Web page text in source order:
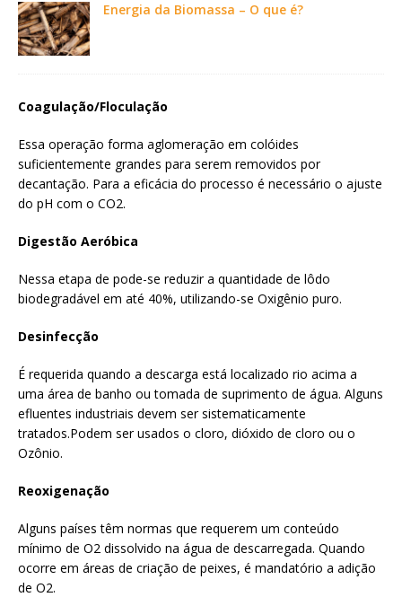
Energia da Biomassa – O que é?
Coagulação/Floculação
Essa operação forma aglomeração em colóides
suficientemente grandes para serem removidos por
decantação. Para a eficácia do processo é necessário o ajuste
do pH com o CO2.
Digestão Aeróbica
Nessa etapa de pode-se reduzir a quantidade de lôdo
biodegradável em até 40%, utilizando-se Oxigênio puro.
Desinfecção
É requerida quando a descarga está localizado rio acima a
uma área de banho ou tomada de suprimento de água. Alguns
efluentes industriais devem ser sistematicamente
tratados.Podem ser usados o cloro, dióxido de cloro ou o
Ozônio.
Reoxigenação
Alguns países têm normas que requerem um conteúdo
mínimo de O2 dissolvido na água de descarregada. Quando
ocorre em áreas de criação de peixes, é mandatório a adição
de O2.